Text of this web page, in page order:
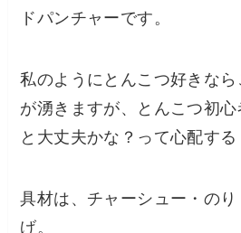
ドパンチャーです。
私のようにとんこつ好きな
が湧きますが、とんこつ初
と大丈夫かな？って心配する
具材は、チャーシュー・のり
げ。